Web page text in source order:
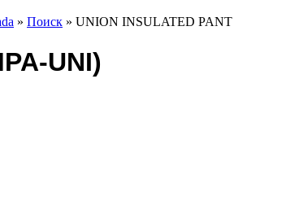
» Поиск » UNION INSULATED PANT
UNI)